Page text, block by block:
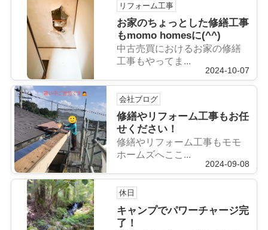
リフォーム工事
お家のちょっとした修繕工事
もmomo homesに(^^)
中古売買におけるお家の修繕
工事もやってま...
2024-10-07
会社ブログ
修繕やリフォーム工事もお任
せください！
修繕やリフォーム工事もモモ
ホームズへここ...
2024-09-08
休日
キャンプでパワーチャージ完
了！